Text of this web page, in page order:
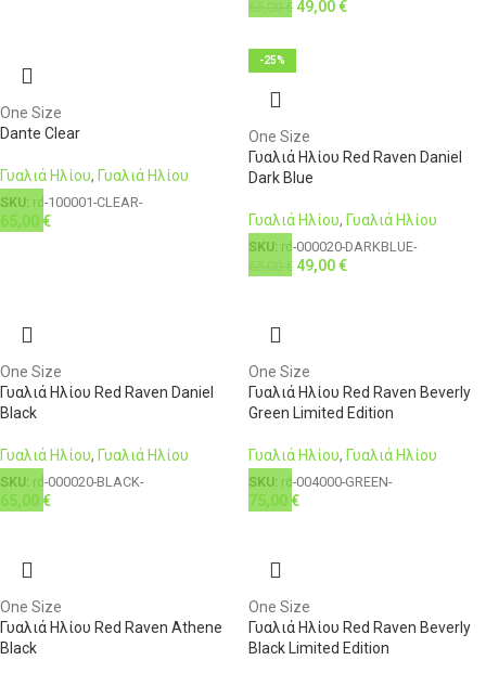
€ 49,00€
One Size
Dante Clear
Γυαλιά Ηλίου, Γυαλιά Ηλίου
SKU: rd-100001-CLEAR-
65,00 €
-25%
One Size
Γυαλιά Ηλίου Red Raven Daniel
Dark Blue
Γυαλιά Ηλίου, Γυαλιά Ηλίου
SKU: rd-000020-DARKBLUE-
€ 49,00€
One Size
Γυαλιά Ηλίου Red Raven Daniel
Black
Γυαλιά Ηλίου, Γυαλιά Ηλίου
SKU: rd-000020-BLACK-
65,00 €
One Size
Γυαλιά Ηλίου Red Raven Beverly
Green Limited Edition
Γυαλιά Ηλίου, Γυαλιά Ηλίου
SKU: rd-004000-GREEN-
75,00 €
One Size
Γυαλιά Ηλίου Red Raven Athene
Black
One Size
Γυαλιά Ηλίου Red Raven Beverly
Black Limited Edition